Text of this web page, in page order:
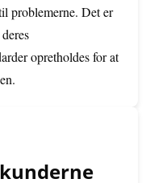
problemerne. Det er
opretholdes for at